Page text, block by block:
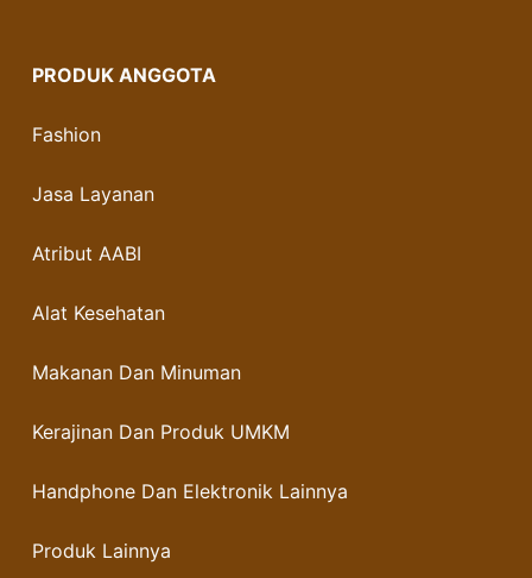
PRODUK ANGGOTA
Fashion
Jasa Layanan
Atribut AABI
Alat Kesehatan
Makanan Dan Minuman
Kerajinan Dan Produk UMKM
Handphone Dan Elektronik Lainnya
Produk Lainnya